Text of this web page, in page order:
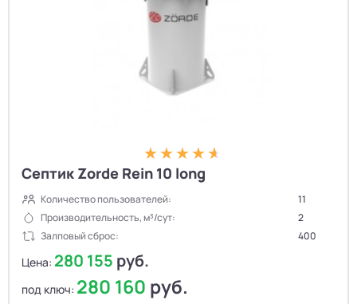
Септик Zorde Rein 10 long
Количество пользователей:
11
Производительность, м³/сут:
2
Залповый сброс:
400
Цена: 280 155 руб.
под ключ: 280 160 руб.